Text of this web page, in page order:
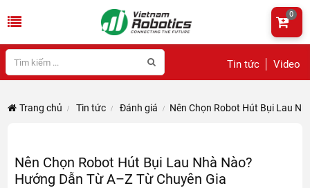
Tin tức Video
0
Trang chủ Tin tức Đánh giá Nên Chọn Robot Hút Bụi Lau
Nên Chọn Robot Hút Bụi Lau Nhà Nào?
Hướng Dẫn Từ A–Z Từ Chuyên Gia